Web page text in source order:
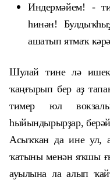
Индермәйем! -
һинән!
ашатып ятмаҡ
Шулай тине лә
ҡаңғырып бер аҙ
тимер юл
һыйындырырҙар,
Асыҡҡан да ине ул,
ҡатыны менән яҡшы
ауылына ла алып